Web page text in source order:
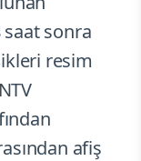
saat sonra
resim
afiş